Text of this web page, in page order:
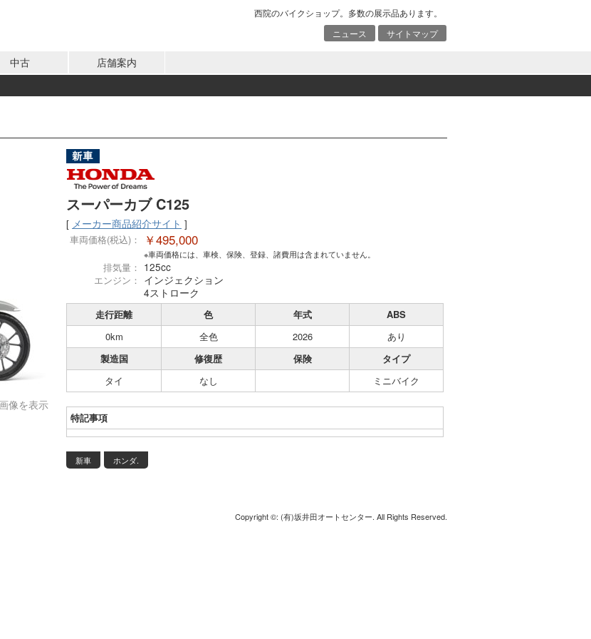
西院のバイクショップ。多数の展示品あります。
ニュース
サイトマップ
中古 店舗案内
画像を表示
スーパーカブ C125
[ メーカー商品紹介サイト ]
車両価格(税込)： ￥495,000
※車両価格には、車検、保険、登録、諸費用は含まれていません。
排気量： 125cc
エンジン： インジェクション
4ストローク
走行距離 色 年式
ABS
0km
全色 2026
あり
製造国
修復歴 保険
タイプ
タイ
なし ミニバイク
特記事項
新車 ホンダ.
Copyright ©: (有)坂井田オートセンター. All Rights Reserved.